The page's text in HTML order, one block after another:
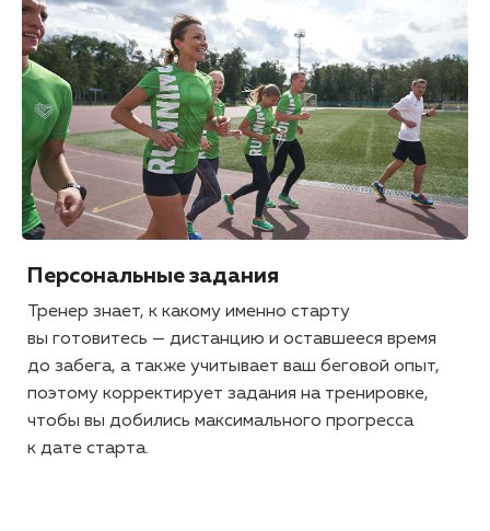
Персональные задания
Тренер знает, к какому именно старту
вы готовитесь — дистанцию и оставшееся время
до забега, а также учитывает ваш беговой опыт,
поэтому корректирует задания на тренировке,
чтобы вы добились максимального прогресса
к дате старта.